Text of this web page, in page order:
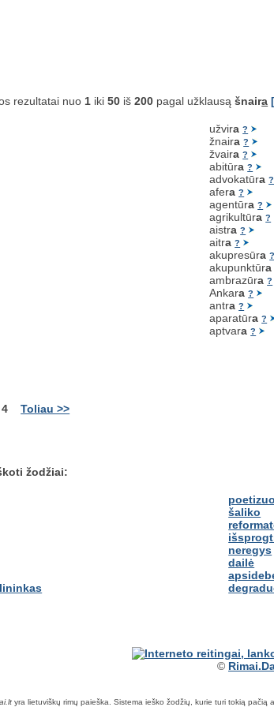
rezultatai nuo 1 iki50 iš200 pagal užklausąšnaira
užvira ?
žnaira ?
žvaira ?
abitūra ?
advokatūra ?
afera ?
agentūra ?
agrikultūra ?
aistra ?
aitra ?
akupresūra ?
akupunktūra
ambrazūra ?
Ankara ?
antra ?
aparatūra ?
aptvara ?
4 Toliau >>
žodžiai:
šaliko
neregys
dailė
©
yra lietuviškų rimų paieška. Sistema ieško žodžių, kurie turi tokią